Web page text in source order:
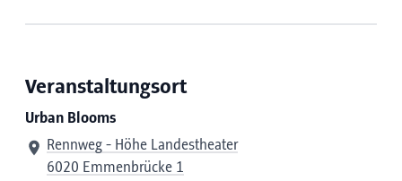
Veranstaltungsort
Urban Blooms
Rennweg - Höhe Landestheater
6020 Emmenbrücke 1